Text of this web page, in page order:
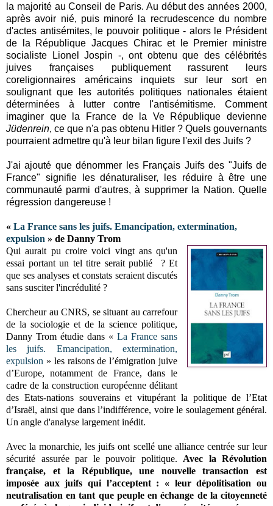
la majorité au Conseil de Paris. Au début des années 2000,
après avoir nié, puis minoré la recrudescence du nombre
d'actes antisémites, le pouvoir politique - alors le Président
de la République Jacques Chirac et le Premier ministre
socialiste Lionel Jospin -, ont obtenu que des célébrités
juives françaises publiquement rassurent leurs
coreligionnaires américains inquiets sur leur sort en
soulignant que les autorités politiques nationales étaient
déterminées à lutter contre l'antisémitisme. Comment
imaginer que la France de la Ve République devienne
Jüdenrein, ce que n'a pas obtenu Hitler ? Quels gouvernants
pourraient admettre qu'à leur bilan figure l'exil des Juifs ?
J'ai ajouté que dénommer les Français Juifs des "Juifs de
France" signifie les dénaturaliser, les réduire à être une
communauté parmi d'autres, à supprimer la Nation. Quelle
régression dangereuse !
« La France sans les juifs. Emancipation, extermination,
expulsion » de Danny Trom
Qui aurait pu croire voici vingt ans qu'un
essai portant un tel titre serait publié ? Et
que ses analyses et constats seraient discutés
sans susciter l'incrédulité ?
Chercheur au CNRS, se situant au carrefour
de la sociologie et de la science politique,
Danny Trom étudie dans «La France sans
les juifs. Emancipation, extermination,
expulsion » les raisons de l’émigration juive
d’Europe, notamment de France, dans le
cadre de la construction européenne délitant
des Etats-nations souverains et vitupérant la politique de l’Etat
d’Israël, ainsi que dans l’indifférence, voire le soulagement général.
Un angle d'analyse largement inédit.
Avec la monarchie, les juifs ont scellé une alliance centrée sur leur
sécurité assurée par le pouvoir politique. Avec la Révolution
française, et la République, une nouvelle transaction est
imposée aux juifs qui l’acceptent : « leur dépolitisation ou
neutralisation en tant que peuple en échange de la citoyenneté